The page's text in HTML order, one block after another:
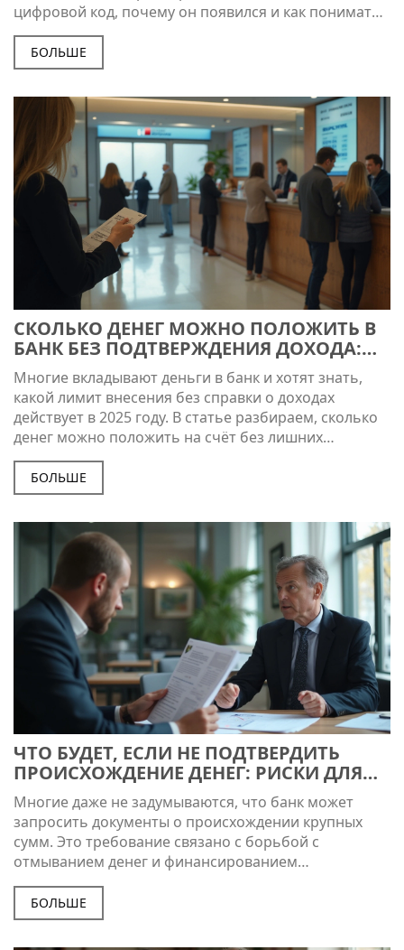
цифровой код, почему он появился и как понимать
курсы валют с его учётом. Расскажем, при чём тут
доллар и как не напутать при переводах и обменах.
Всё просто, конкретно и без лишней теории.
валютных обозначениях.
БОЛЬШЕ
СКОЛЬКО ДЕНЕГ МОЖНО ПОЛОЖИТЬ В
БАНК БЕЗ ПОДТВЕРЖДЕНИЯ ДОХОДА:
ПРАВИЛА 2025
Многие вкладывают деньги в банк и хотят знать,
какой лимит внесения без справки о доходах
действует в 2025 году. В статье разбираем, сколько
денег можно положить на счёт без лишних
вопросов от банка и налоговой. Расскажем про
ограничения, подводные камни и что делать, если
хотите внести крупную сумму. Также поделюсь
финмониторинга.
БОЛЬШЕ
ЧТО БУДЕТ, ЕСЛИ НЕ ПОДТВЕРДИТЬ
ПРОИСХОЖДЕНИЕ ДЕНЕГ: РИСКИ ДЛЯ
ВКЛАДЧИКОВ
Многие даже не задумываются, что банк может
запросить документы о происхождении крупных
сумм. Это требование связано с борьбой с
отмыванием денег и финансированием
терроризма. Если не подтвердить происхождение
денег, можно столкнуться с блокировкой счета,
отказом в обслуживании или даже проверками со
БОЛЬШЕ